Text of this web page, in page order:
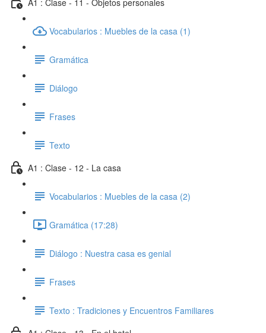
Vocabularios : Muebles de la casa (1)
Gramática
Diálogo
Frases
Texto
A1 : Clase - 12 - La casa
Vocabularios : Muebles de la casa (2)
Gramática (17:28)
Diálogo : Nuestra casa es genial
Frases
Texto : Tradiciones y Encuentros Familiares